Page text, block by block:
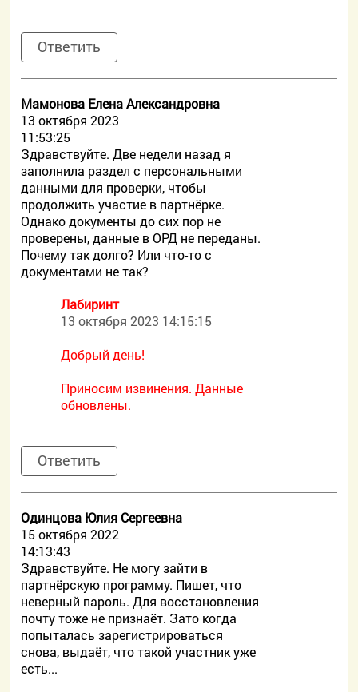
Ответить
Мамонова Елена Александровна
13 октября 2023
11:53:25
Здравствуйте. Две недели назад я
заполнила раздел с персональными
данными для проверки, чтобы
продолжить участие в партнёрке.
Однако документы до сих пор не
проверены, данные в ОРД не переданы.
Почему так долго? Или что-то с
документами не так?
Лабиринт
13 октября 2023 14:15:15
Добрый день!
Приносим извинения. Данные
обновлены.
Ответить
Одинцова Юлия Сергеевна
15 октября 2022
14:13:43
Здравствуйте. Не могу зайти в
партнёрскую программу. Пишет, что
неверный пароль. Для восстановления
почту тоже не признаёт. Зато когда
попыталась зарегистрироваться
снова, выдаёт, что такой участник уже
есть...